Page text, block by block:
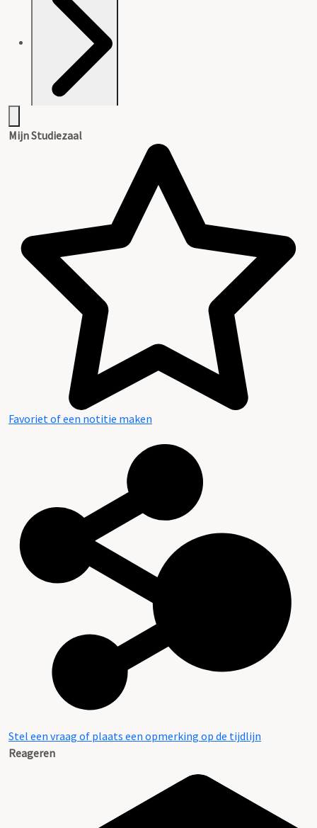
Inhoud en structuur van het archief
Aanwijzingen voor de gebruiker
Mijn Studiezaal
Favoriet of een notitie maken
Stel een vraag of plaats een opmerking op de tijdlijn
Reageren